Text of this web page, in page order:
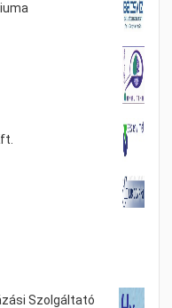
Szolgáltató